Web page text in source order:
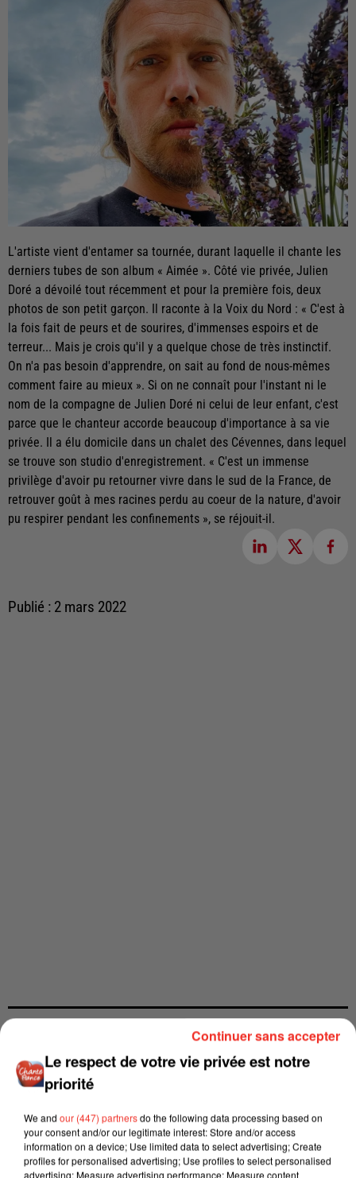
L'artiste vient d'entamer sa tournée, durant laquelle il chante les
derniers tubes de son album « Aimée ». Côté vie privée, Julien
Doré a dévoilé tout récemment et pour la première fois, deux
photos de son petit garçon. Il raconte à la Voix du Nord : « C'est à
la fois fait de peurs et de sourires, d'immenses espoirs et de
terreur... Mais je crois qu'il y a quelque chose de très instinctif.
On n'a pas besoin d'apprendre, on sait au fond de nous-mêmes
comment faire au mieux ». Si on ne connaît pour l'instant ni le
nom de la compagne de Julien Doré ni celui de leur enfant, c'est
parce que le chanteur accorde beaucoup d'importance à sa vie
privée. Il a élu domicile dans un chalet des Cévennes, dans lequel
se trouve son studio d'enregistrement. « C'est un immense
privilège d'avoir pu retourner vivre dans le sud de la France, de
retrouver goût à mes racines perdu au coeur de la nature, d'avoir
pu respirer pendant les confinements », se réjouit-il.
Publié : 2 mars 2022
Le respect de votre vie privée est notre
priorité
We and our (447) partnersdo the following data processing based on
your consent and/or our legitimate interest: Store and/or access
information on a device; Use limited data to select advertising; Create
profiles for personalised advertising; Use profiles to select personalised
advertising; Measure advertising performance; Measure content
Continuer sans accepter